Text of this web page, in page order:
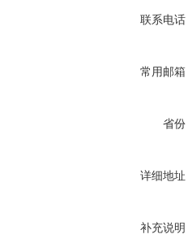
联系电话
常用邮箱
省份
详细地址
补充说明